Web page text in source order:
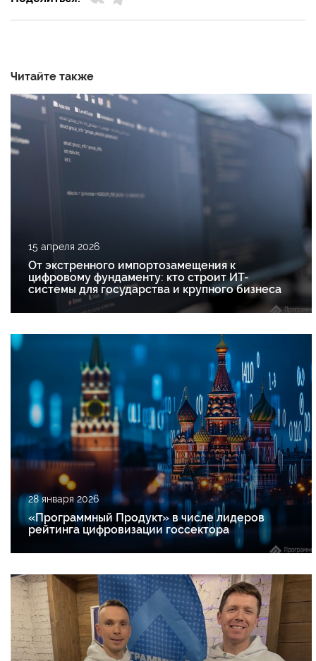
Читайте также
15 апреля 2026
От экстренного импортозамещения к
цифровому фундаменту: кто строит ИТ-
системы для государства и крупного бизнеса
28 января 2026
«Программный Продукт» в числе лидеров
рейтинга цифровизации госсектора